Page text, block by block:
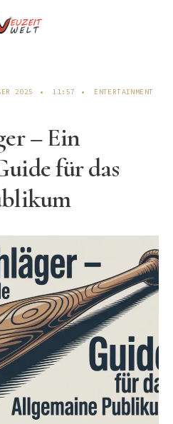
2025 • 11:57 •
ENTERTAINMENT
– Ein
für das